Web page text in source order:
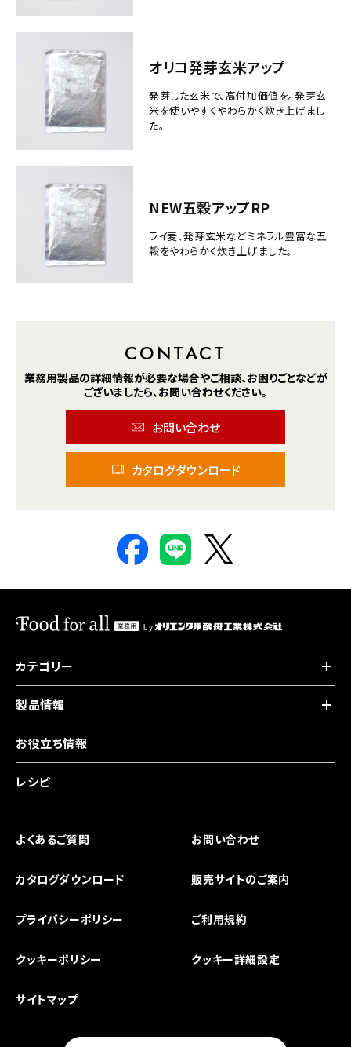
オリコ発芽玄米アップ
発芽した玄米で、高付加価値を。発芽玄
米を使いやすくやわらかく炊き上げまし
た。
NEW五穀アップRP
ライ麦、発芽玄米などミネラル豊富な五
穀をやわらかく炊き上げました。
CONTACT
業務用製品の詳細情報が必要な場合やご相談、お困りごとなどが
ございましたら、お問い合わせください。
お問い合わせ
カタログダウンロード
カテゴリー
製品情報
お役立ち情報
レシピ
よくあるご質問 お問い合わせ
カタログダウンロード 販売サイトのご案内
プライバシーポリシー ご利用規約
クッキーポリシー クッキー詳細設定
サイトマップ